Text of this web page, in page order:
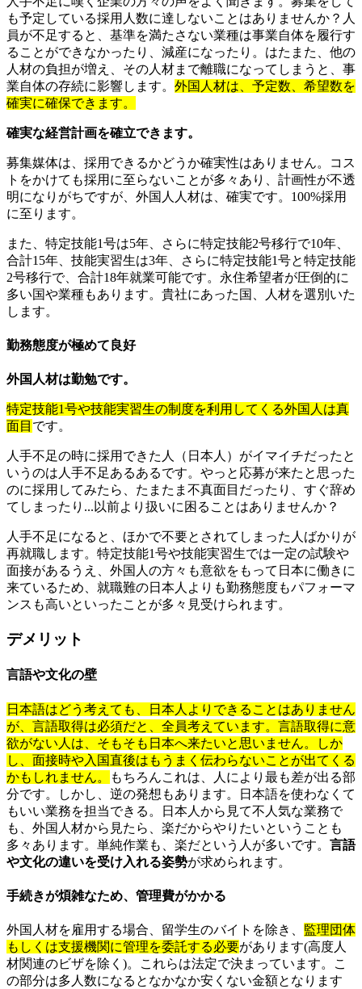
も予定している採用人数に達しないことはありませんか？人
員が不足すると、基準を満たさない業種は事業自体を履行す
ることができなかったり、減産になったり。はたまた、他の
人材の負担が増え、その人材まで離職になってしまうと、事
業自体の存続に影響します。 外国人材は、予定数、希望数を
確実に確保できます。
確実な経営計画を確立できます。
募集媒体は、採用できるかどうか確実性はありません。コス
トをかけても採用に至らないことが多々あり、計画性が不透
明になりがちですが、外国人人材は、確実です。100%採用
に至ります。
また、特定技能1号は5年、さらに特定技能2号移行で10年、
合計15年、技能実習生は3年、さらに特定技能1号と特定技能
2号移行で、合計18年就業可能です。永住希望者が圧倒的に
多い国や業種もあります。貴社にあった国、人材を選別いた
します。
勤務態度が極めて良好
外国人材は勤勉です。
特定技能1号や技能実習生の制度を利用してくる外国人は真
面目 です。
人手不足の時に採用できた人（日本人）がイマイチだったと
いうのは人手不足あるあるです。やっと応募が来たと思った
のに採用してみたら、たまたま不真面目だったり、すぐ辞め
てしまったり...以前より扱いに困ることはありませんか？
人手不足になると、ほかで不要とされてしまった人ばかりが
再就職します。特定技能1号や技能実習生では一定の試験や
面接があるうえ、外国人の方々も意欲をもって日本に働きに
来ているため、就職難の日本人よりも勤務態度もパフォーマ
ンスも高いといったことが多々見受けられます。
デメリット
言語や文化の壁
日本語はどう考えても、日本人よりできることはありません
が、言語取得は必須だと、全員考えています。言語取得に意
欲がない人は、そもそも日本へ来たいと思いません。しか
し、面接時や入国直後はもうまく伝わらないことが出てくる
かもしれません。
もちろんこれは、人により最も差が出る部
分です。しかし、逆の発想もあります。日本語を使わなくて
もいい業務を担当できる。日本人から見て不人気な業務で
も、外国人材から見たら、楽だからやりたいということも
多々あります。単純作業も、楽だという人が多いです。 言語
や文化の違いを受け入れる姿勢が求められます。
手続きが煩雑なため、管理費がかかる
外国人材を雇用する場合、留学生のバイトを除き、 監理団体
もしくは支援機関に管理を委託する必要があります(高度人
材関連のビザを除く)。これらは法定で決まっています。こ
の部分は多人数になるとなかなか安くない金額となります